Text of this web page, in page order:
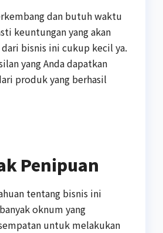
dan butuh waktu
keuntungan yang akan
bisnis ini cukup kecil ya.
yang Anda dapatkan
produk yang berhasil
Penipuan
tentang bisnis ini
oknum yang
untuk melakukan